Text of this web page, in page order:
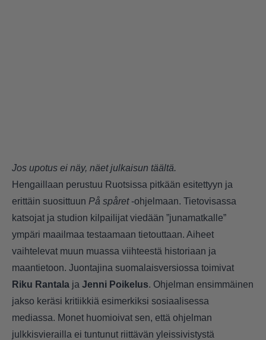
Jos upotus ei näy, näet julkaisun täältä.
Hengaillaan perustuu Ruotsissa pitkään esitettyyn ja
erittäin suosittuun På spåret-ohjelmaan. Tietovisassa
katsojat ja studion kilpailijat viedään ”junamatkalle”
ympäri maailmaa testaamaan tietouttaan. Aiheet
vaihtelevat muun muassa viihteestä historiaan ja
maantietoon. Juontajina suomalaisversiossa toimivat
Riku Rantala ja Jenni Poikelus. Ohjelman ensimmäinen
jakso keräsi kritiikkiä esimerkiksi sosiaalisessa
mediassa. Monet huomioivat sen, että ohjelman
julkkisvierailla ei tuntunut riittävän yleissivistystä